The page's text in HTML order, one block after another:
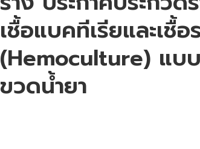
เชื้อแบคทีเรียและเชื้อ
(Hemoculture) แบ
ขวดน้ำยา